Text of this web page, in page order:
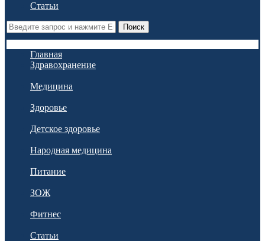
Статьи
Поиск
Главная
Здравохранение
Медицина
Здоровье
Детское здоровье
Народная медицина
Питание
ЗОЖ
Фитнес
Статьи